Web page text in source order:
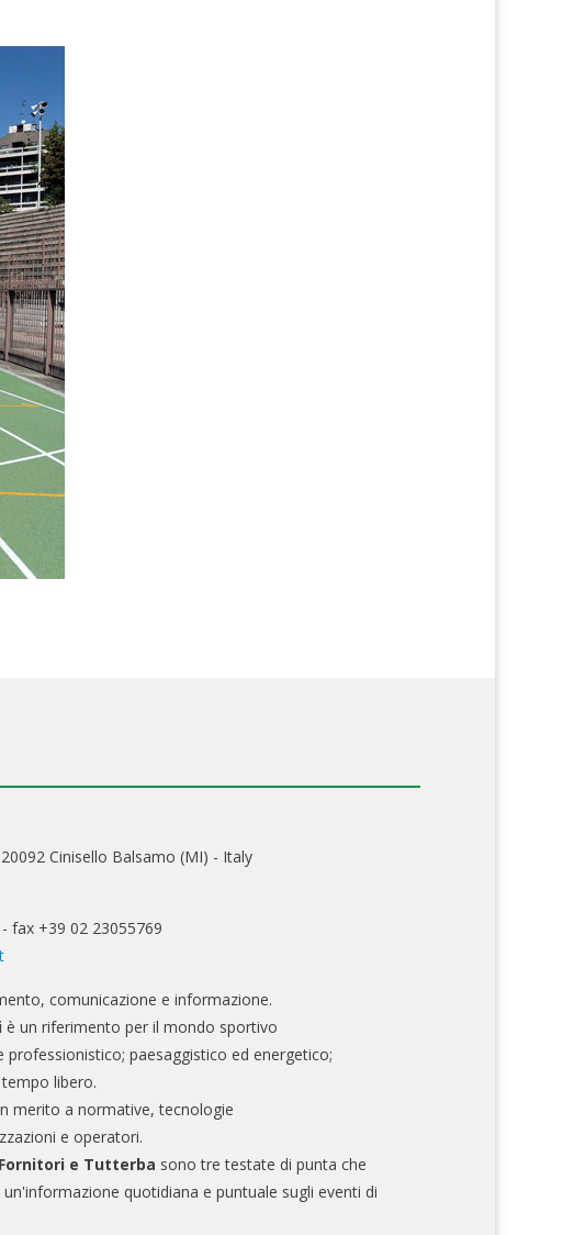
Cinisello Balsamo (MI) - Italy
fax +39 02 23055769
comunicazione e informazione.
è un riferimento per il mondo sportivo
professionistico; paesaggistico ed energetico;
libero.
merito a normative, tecnologie
e operatori.
e Tutterba sono tre testate di punta che
quotidiana e puntuale sugli eventi di